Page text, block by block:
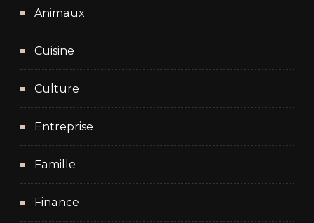
Animaux
Cuisine
Culture
Entreprise
Famille
Finance